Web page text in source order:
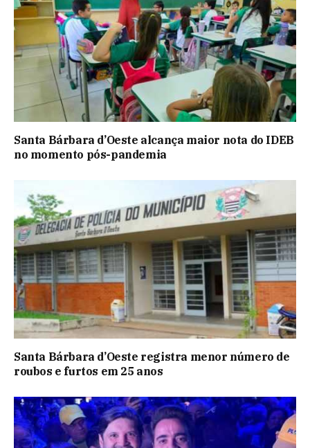
Santa Bárbara d’Oeste alcança maior nota do IDEB
no momento pós-pandemia
Santa Bárbara d’Oeste registra menor número de
roubos e furtos em 25 anos